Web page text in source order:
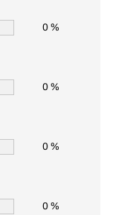
0 %
0 %
0 %
0 %